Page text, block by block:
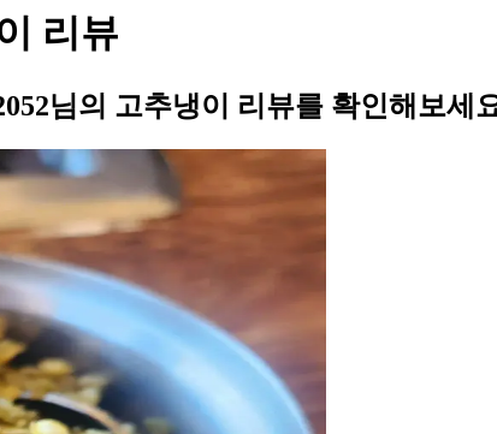
리뷰
님의 고추냉이 리뷰를 확인해보세